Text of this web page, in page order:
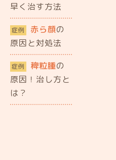
早く治す方法
症例 赤ら顔の
原因と対処法
症例 稗粒腫の
原因！治し方と
は？